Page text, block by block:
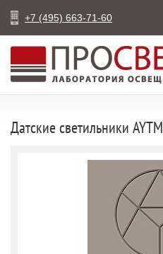
+7 (495) 663-71-60
Датские светильники AYTM